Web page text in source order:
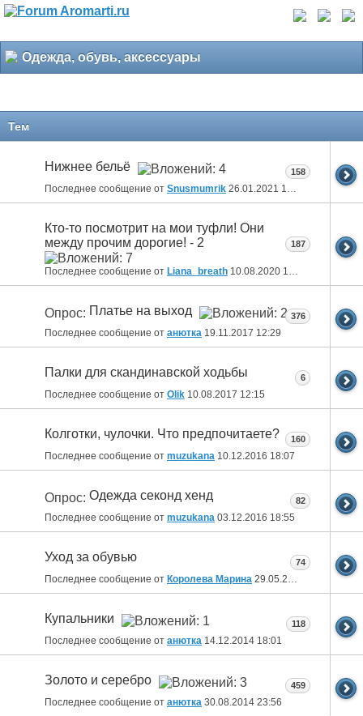
Одежда, обувь, аксессуары
Тем
Нижнее бельё
Последнее сообщение от Snusmumrik 26.01.2021 18:27
158
Кто-то посмотрит на мои туфли! Они
между прочим дорогие! - 2
Последнее сообщение от Liana_breath 10.08.2020 18:28
187
Опрос: Платье на выход
Последнее сообщение от анютка 19.11.2017 12:29
376
Палки для скандинавской ходьбы
Последнее сообщение от Olik 10.08.2017 12:15
6
Колготки, чулочки. Что предпочитаете?
Последнее сообщение от muzukana 10.12.2016 18:07
160
Опрос: Одежда секонд хенд
Последнее сообщение от muzukana 03.12.2016 18:55
82
Уход за обувью
Последнее сообщение от Королева Марина 29.05.2015
74
Купальники
Последнее сообщение от анютка 14.12.2014 18:01
118
Золото и серебро
Последнее сообщение от анютка 30.08.2014 23:56
459